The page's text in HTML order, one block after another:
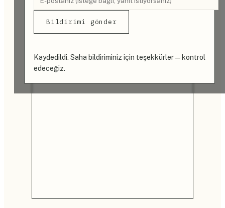
Bildirimi gönder
Kaydedildi. Saha bildiriminiz için teşekkürler — kontrol
edeceğiz.